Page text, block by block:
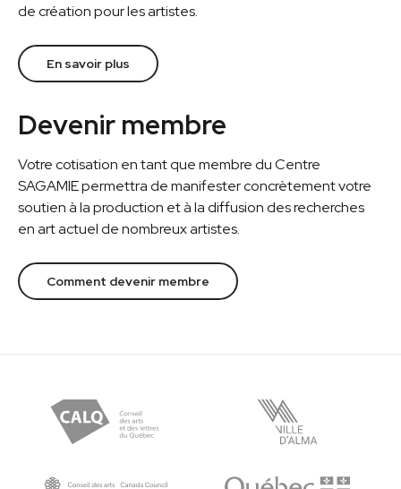
de création pour les artistes.
En savoir plus
Devenir membre
Votre cotisation en tant que membre du Centre
SAGAMIE permettra de manifester concrètement votre
soutien à la production et à la diffusion des recherches
en art actuel de nombreux artistes.
Comment devenir membre